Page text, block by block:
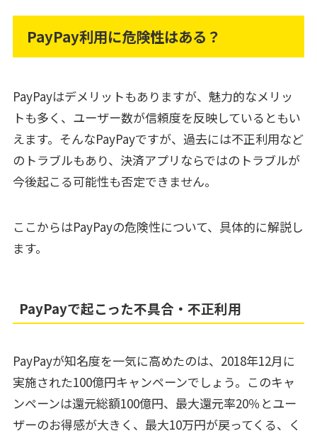
PayPay利用に危険性はある？
PayPayはデメリットもありますが、魅力的なメリッ
トも多く、ユーザー数が信頼度を反映しているともい
えます。そんなPayPayですが、過去には不正利用など
のトラブルもあり、決済アプリならではのトラブルが
今後起こる可能性も否定できません。
ここからはPayPayの危険性について、具体的に解説し
ます。
PayPayで起こった不具合・不正利用
PayPayが知名度を一気に高めたのは、2018年12月に
実施された100億円キャンペーンでしょう。このキャ
ンペーンは還元総額100億円、最大還元率20％とユー
ザーのお得感が大きく、最大10万円が戻ってくる、く